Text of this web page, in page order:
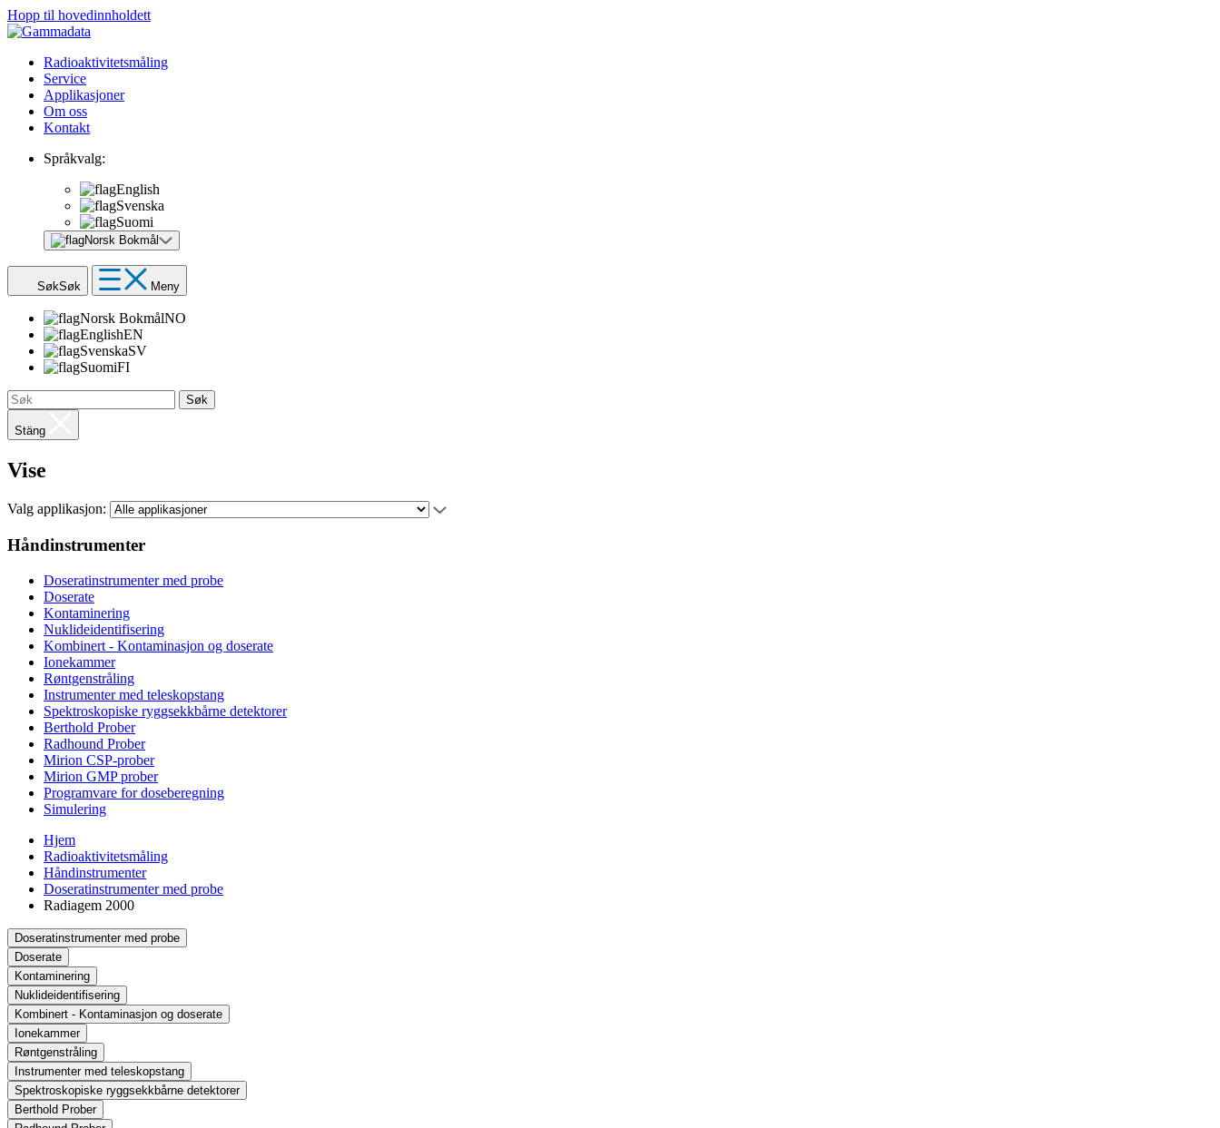
Hopp til hovedinnholdett
Radioaktivitetsmåling
Service
Applikasjoner
Om oss
Kontakt
Språkvalg:
English
Svenska
Suomi
Norsk Bokmål
SøkSøk Meny
Norsk BokmålNO
EnglishEN
SvenskaSV
SuomiFI
Søk
Stäng
Vise
Valg applikasjon:
Håndinstrumenter
Doseratinstrumenter med probe
Doserate
Kontaminering
Nuklideidentifisering
Kombinert - Kontaminasjon og doserate
Ionekammer
Røntgenstråling
Instrumenter med teleskopstang
Spektroskopiske ryggsekkbårne detektorer
Berthold Prober
Radhound Prober
Mirion CSP-prober
Mirion GMP prober
Programvare for doseberegning
Simulering
Hjem
Radioaktivitetsmåling
Håndinstrumenter
Doseratinstrumenter med probe
Radiagem 2000
Doseratinstrumenter med probe
Doserate
Kontaminering
Nuklideidentifisering
Kombinert - Kontaminasjon og doserate
Ionekammer
Røntgenstråling
Instrumenter med teleskopstang
Spektroskopiske ryggsekkbårne detektorer
Berthold Prober